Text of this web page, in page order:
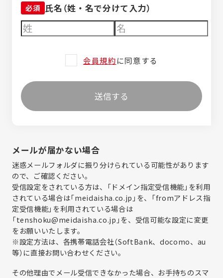
氏名（姓・名で分けて入力）
会員規約に同意する
送信する
メールが届かない場合
迷惑メールフォルダに振り分けられている可能性があります
ので、ご確認ください。
受信設定をされている方は、「ドメイン指定受信機能」を利用
されている場合は「meidaisha.co.jp」を、「fromアドレス指
定受信機能」を利用されている場合は
「tenshoku@meidaisha.co.jp」を、受信可能な設定に変更
をお願いいたします。
※設定方法は、各携帯電話会社（SoftBank、docomo、au
等）に直接お問い合わせください。
その他理由でメール受信できなかった場合、お手持ちのスマ